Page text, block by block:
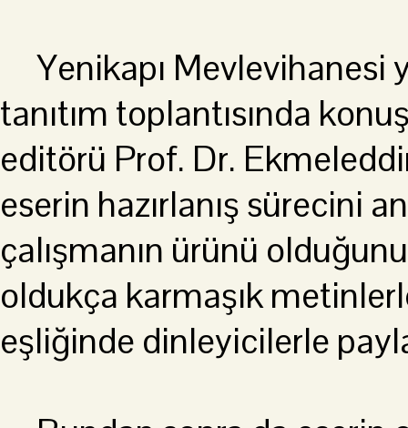
Yenikapı Mevlevihanesi
tanıtım toplantısında
editörü Prof. Dr.
eserin hazırlanış sürecini
çalışmanın ürünü
oldukça karmaşık
eşliğinde dinleyicilerle